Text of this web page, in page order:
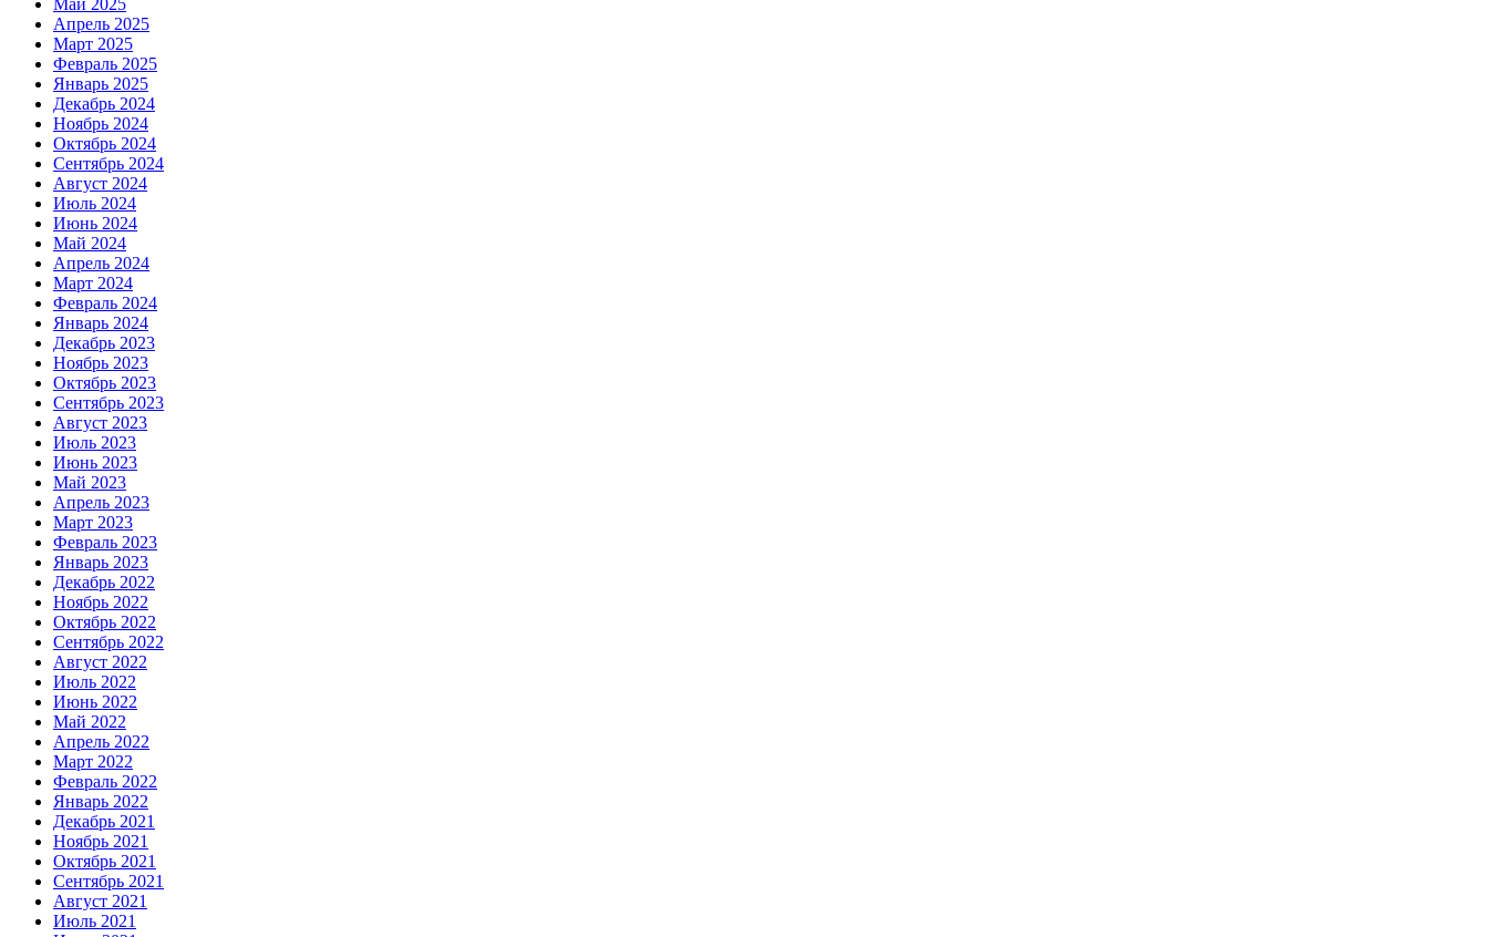
Апрель 2025
Март 2025
Февраль 2025
Январь 2025
Декабрь 2024
Ноябрь 2024
Октябрь 2024
Сентябрь 2024
Август 2024
Июль 2024
Июнь 2024
Май 2024
Апрель 2024
Март 2024
Февраль 2024
Январь 2024
Декабрь 2023
Ноябрь 2023
Октябрь 2023
Сентябрь 2023
Август 2023
Июль 2023
Июнь 2023
Май 2023
Апрель 2023
Март 2023
Февраль 2023
Январь 2023
Декабрь 2022
Ноябрь 2022
Октябрь 2022
Сентябрь 2022
Август 2022
Июль 2022
Июнь 2022
Май 2022
Апрель 2022
Март 2022
Февраль 2022
Январь 2022
Декабрь 2021
Ноябрь 2021
Октябрь 2021
Сентябрь 2021
Август 2021
Июль 2021